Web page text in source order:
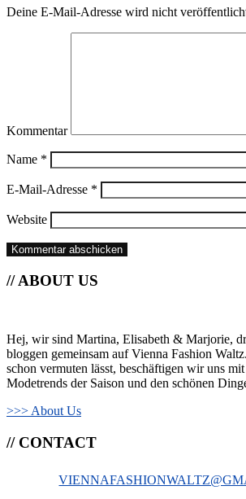
Deine E-Mail-Adresse wird nicht
Kommentar
Name *
E-Mail-Adresse *
Website
// ABOUT US
Hej, wir sind Martina, Elisabeth & Marjorie,
bloggen gemeinsam auf Vienna Fashion
schon vermuten lässt, beschäftigen wir uns
Modetrends der Saison und den schönen
>>> About Us
// CONTACT